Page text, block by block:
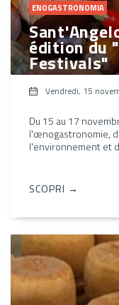
ENOGASTRONOMIA
édition du
Festivals"
Vendredi, 15
Du 15 au 17
l'œnogastronomie,
l'environnement et
SCOPRI →